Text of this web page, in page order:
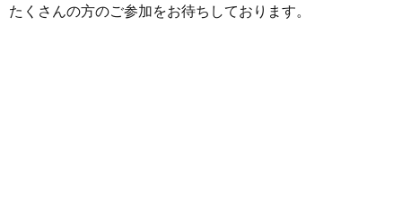
たくさんの方のご参加をお待ちしております。